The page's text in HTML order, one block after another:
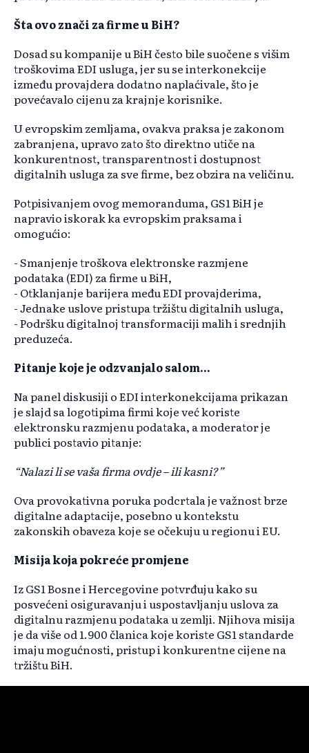
Šta ovo znači za firme u BiH?
Dosad su kompanije u BiH često bile suočene s višim
troškovima EDI usluga, jer su se interkonekcije
između provajdera dodatno naplaćivale, što je
povećavalo cijenu za krajnje korisnike.
U evropskim zemljama, ovakva praksa je zakonom
zabranjena, upravo zato što direktno utiče na
konkurentnost, transparentnost i dostupnost
digitalnih usluga za sve firme, bez obzira na veličinu.
Potpisivanjem ovog memoranduma, GS1 BiH je
napravio iskorak ka evropskim praksama i
omogućio:
- Smanjenje troškova elektronske razmjene
podataka (EDI) za firme u BiH,
- Otklanjanje barijera među EDI provajderima,
- Jednake uslove pristupa tržištu digitalnih usluga,
- Podršku digitalnoj transformaciji malih i srednjih
preduzeća.
Pitanje koje je odzvanjalo salom...
Na panel diskusiji o EDI interkonekcijama prikazan
je slajd sa logotipima firmi koje već koriste
elektronsku razmjenu podataka, a moderator je
publici postavio pitanje:
“Nalazi li se vaša firma ovdje – ili kasni?”
Ova provokativna poruka podcrtala je važnost brze
digitalne adaptacije, posebno u kontekstu
zakonskih obaveza koje se očekuju u regionu i EU.
Misija koja pokreće promjene
Iz GS1 Bosne i Hercegovine potvrđuju kako su
posvećeni osiguravanju i uspostavljanju uslova za
digitalnu razmjenu podataka u zemlji. Njihova misija
je da više od 1.900 članica koje koriste GS1 standarde
imaju mogućnosti, pristup i konkurentne cijene na
tržištu BiH.